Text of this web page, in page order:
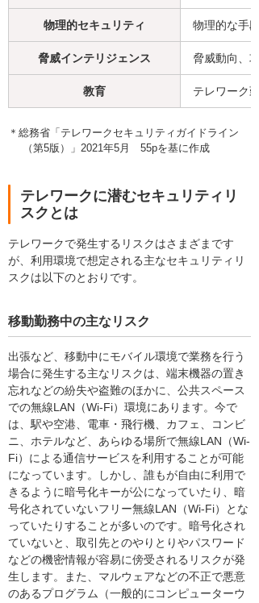
物理的セキュリティ 物理的な手
脅威インテリジェンス 脅威動向、
教育 テレワーク
＊総務省「テレワークセキュリティガイドライン
（第5版）」2021年5月 55pを基に作成
テレワークに潜むセキュリティリ
スクとは
テレワークで発生するリスクはさまざまです
が、利用環境で想定される主なセキュリティリ
スクは以下のとおりです。
移動勤務中の主なリスク
出張など、移動中にモバイル環境で業務を行う
場合に発生する主なリスクは、端末機器の置き
忘れなどの紛失や盗難のほかに、公共スペース
での無線LAN（Wi-Fi）環境にあります。今で
は、駅や空港、電車・飛行機、カフェ、コンビ
ニ、ホテルなど、あらゆる場所で無線LAN（Wi-
Fi）による通信サービスを利用することが可能
になっています。しかし、誰もが自由に利用で
きるように暗号化キーが公になっていたり、暗
号化されていないフリー無線LAN（Wi-Fi）とな
っていたりすることが多いのです。暗号化され
ていないと、取引先とのやりとりやパスワード
などの機密情報が容易に傍受されるリスクが発
生します。また、マルウェアなどの不正で悪意
のあるプログラム（一般的にコンピューターウ